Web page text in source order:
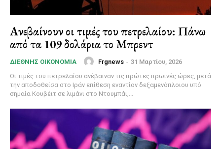
Ανεβαίνουν οι τιμές του πετρελαίου: Πάνω
από τα 109 δολάρια το Μπρεντ
ΔΙΕΘΝΉΣ ΟΙΚΟΝΟΜΊΑ Frgnews - 31 Μαρτίου, 2026
Οι τιμές του πετρελαίου ανέβαιναν τις πρώτες πρωινές ώρες, μετά
την αποδοθείσα στο Ιράν επίθεση εναντίον δεξαμενόπλοιου υπό
σημαία Κουβέιτ σε λιμάνι στο Ντουμπάι,...